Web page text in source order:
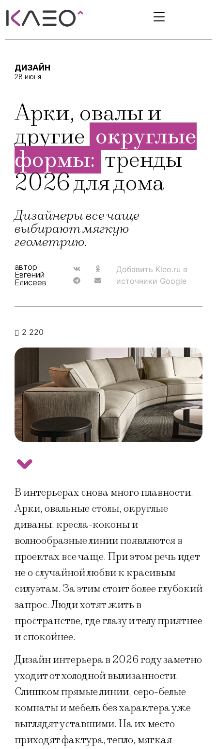
ДИЗАЙН
28 июня
Арки, овалы и
другие округлые
формы: тренды
2026 для дома
Дизайнеры все чаще
выбирают мягкую
геометрию.
автор
Евгений
Елисеев
Добавить Kleo.ru в
источники Google
2 220
В интерьерах снова много плавности.
Арки, овальные столы, округлые
диваны, кресла-коконы и
волнообразные линии появляются в
проектах все чаще. При этом речь идет
не о случайной любви к красивым
силуэтам. За этим стоит более глубокий
запрос. Люди хотят жить в
пространстве, где глазу и телу приятнее
и спокойнее.
Дизайн интерьера в 2026 году заметно
уходит от холодной вылизанности.
Слишком прямые линии, серо-белые
комнаты и мебель без характера уже
выглядят уставшими. На их место
приходят фактура, тепло, мягкая